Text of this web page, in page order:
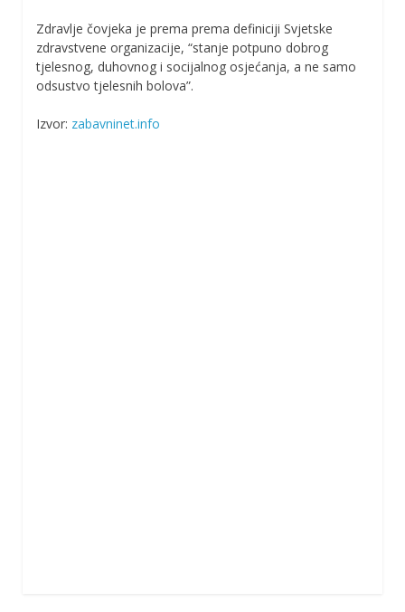
Zdravlje čovjeka je prema prema definiciji Svjetske
zdravstvene organizacije, “stanje potpuno dobrog
tjelesnog, duhovnog i socijalnog osjećanja, a ne samo
odsustvo tjelesnih bolova”.
Izvor: zabavninet.info